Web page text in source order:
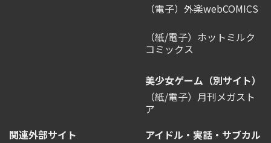
（電子）外楽webCOMICS
（紙/電子）ホットミルク
コミックス
美少女ゲーム（別サイト）
（紙/電子）月刊メガスト
ア
関連外部サイト
アイドル・実話・サブカル